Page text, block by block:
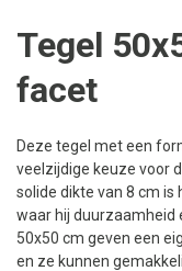
Tegel
facet
Deze tegel met een
veelzijdige keuze voor
solide dikte van 8 cm is
waar hij duurzaamheid
50x50 cm geven een
en ze kunnen